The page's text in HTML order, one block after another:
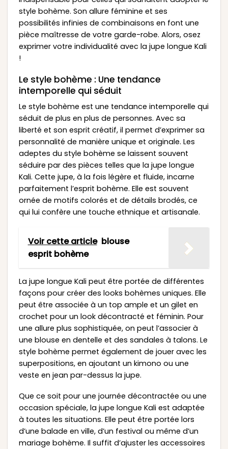
style bohème. Son allure féminine et ses
possibilités infinies de combinaisons en font une
pièce maîtresse de votre garde-robe. Alors, osez
exprimer votre individualité avec la jupe longue Kali
!
Le style bohème : Une tendance
intemporelle qui séduit
Le style bohème est une tendance intemporelle qui
séduit de plus en plus de personnes. Avec sa
liberté et son esprit créatif, il permet d’exprimer sa
personnalité de manière unique et originale. Les
adeptes du style bohème se laissent souvent
séduire par des pièces telles que la jupe longue
Kali. Cette jupe, à la fois légère et fluide, incarne
parfaitement l’esprit bohème. Elle est souvent
ornée de motifs colorés et de détails brodés, ce
qui lui confère une touche ethnique et artisanale.
Voir cette article blouse
esprit bohème
La jupe longue Kali peut être portée de différentes
façons pour créer des looks bohèmes uniques. Elle
peut être associée à un top ample et un gilet en
crochet pour un look décontracté et féminin. Pour
une allure plus sophistiquée, on peut l’associer à
une blouse en dentelle et des sandales à talons. Le
style bohème permet également de jouer avec les
superpositions, en ajoutant un kimono ou une
veste en jean par-dessus la jupe.
Que ce soit pour une journée décontractée ou une
occasion spéciale, la jupe longue Kali est adaptée
à toutes les situations. Elle peut être portée lors
d’une balade en ville, d’un festival ou même d’un
mariage bohème. Il suffit d’ajuster les accessoires